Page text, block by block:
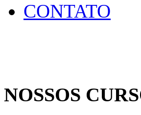
CONTATO
NOSSOS